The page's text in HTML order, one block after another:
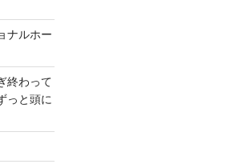
ナルホー
終わって
っと頭に